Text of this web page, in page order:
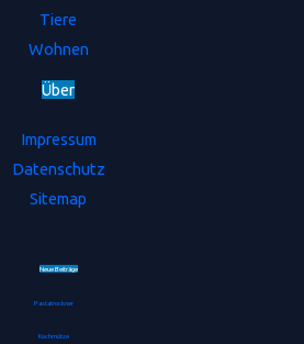
Tiere
Wohnen
Über
Impressum
Datenschutz
Sitemap
Neue Beiträge
Pastatrockner
Kochmütze